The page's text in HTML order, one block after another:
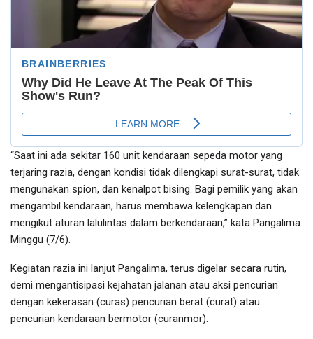
“Saat ini ada sekitar 160 unit kendaraan sepeda motor yang
terjaring razia, dengan kondisi tidak dilengkapi surat-surat, tidak
mengunakan spion, dan kenalpot bising. Bagi pemilik yang akan
mengambil kendaraan, harus membawa kelengkapan dan
mengikut aturan lalulintas dalam berkendaraan,” kata Pangalima
Minggu (7/6).
Kegiatan razia ini lanjut Pangalima, terus digelar secara rutin,
demi mengantisipasi kejahatan jalanan atau aksi pencurian
dengan kekerasan (curas) pencurian berat (curat) atau
pencurian kendaraan bermotor (curanmor).